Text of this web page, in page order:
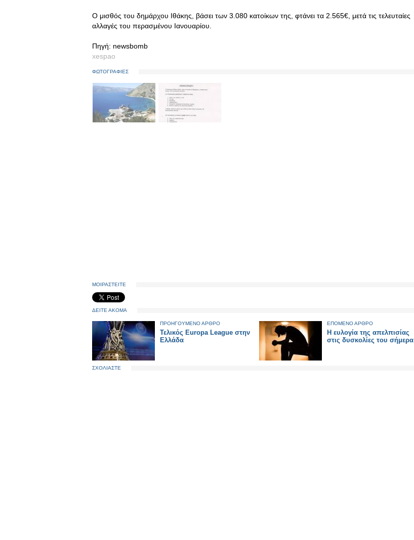
Ο μισθός του δημάρχου Ιθάκης, βάσει των 3.080 κατοίκων της, φτάνει τα 2.565€, μετά τις τελευταίες
αλλαγές του περασμένου Ιανουαρίου.
Πηγή: newsbomb
xespao
ΦΩΤΟΓΡΑΦΙΕΣ
ΜΟΙΡΑΣΤΕΙΤΕ
ΔΕΙΤΕ ΑΚΟΜΑ
ΠΡΟΗΓΟΥΜΕΝΟ ΑΡΘΡΟ
Τελικός Europa League στην
Ελλάδα
ΕΠΟΜΕΝΟ ΑΡΘΡΟ
Η ευλογία της απελπισίας
στις δυσκολίες του σήμερα
ΣΧΟΛΙΑΣΤΕ